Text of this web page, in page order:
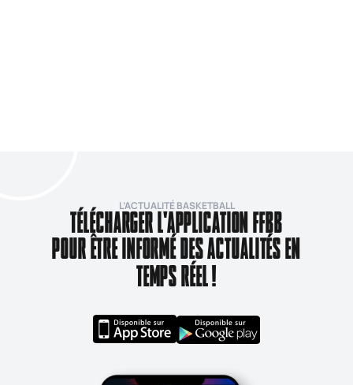
L’ACTUALITÉ BASKETBALL
TÉLÉCHARGER L'APPLICATION FFBB
POUR ÊTRE INFORMÉ DES ACTUALITÉS EN
TEMPS RÉEL !